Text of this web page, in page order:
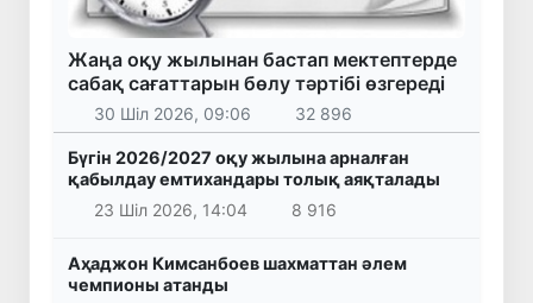
Жаңа оқу жылынан бастап мектептерде
сабақ сағаттарын бөлу тәртібі өзгереді
30 Шіл 2026, 09:06 32 896
Бүгін 2026/2027 оқу жылына арналған
қабылдау емтихандары толық аяқталады
23 Шіл 2026, 14:04
8 916
Аҳаджон Кимсанбоев шахматтан әлем
чемпионы атанды